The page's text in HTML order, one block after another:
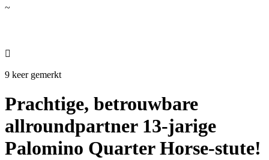
~

9 keer gemerkt
Prachtige, betrouwbare
allroundpartner 13-jarige
Palomino Quarter Horse-stute!